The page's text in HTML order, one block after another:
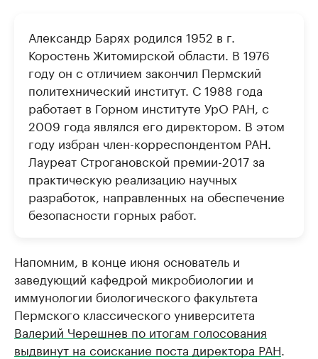
Александр Барях родился 1952 в г.
Коростень Житомирской области. В 1976
году он с отличием закончил Пермский
политехнический институт. С 1988 года
работает в Горном институте УрО РАН, с
2009 года являлся его директором. В этом
году избран член-корреспондентом РАН.
Лауреат Строгановской премии-2017 за
практическую реализацию научных
разработок, направленных на обеспечение
безопасности горных работ.
Напомним, в конце июня основатель и
заведующий кафедрой микробиологии и
иммунологии биологического факультета
Пермского классического университета
Валерий Черешнев по итогам голосования
выдвинут на соискание поста директора РАН